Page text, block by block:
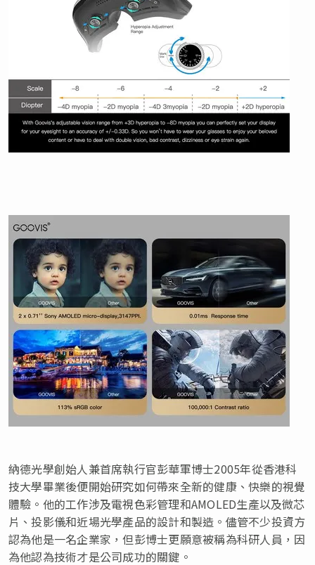
納德光學創始人兼首席執行官彭華軍博士2005年從香港科
技大學畢業後便開始研究如何帶來全新的健康、快樂的視覺
體驗。他的工作涉及電視色彩管理和AMOLED生產以及微芯
片、投影儀和近場光學產品的設計和製造。儘管不少投資方
認為他是一名企業家，但彭博士更願意被稱為科研人員，因
為他認為技術才是公司成功的關鍵。